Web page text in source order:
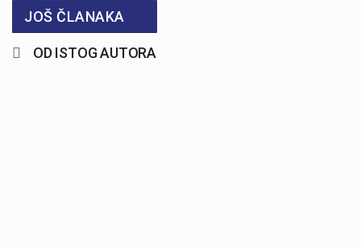
JOŠ ČLANAKA
OD ISTOG AUTORA